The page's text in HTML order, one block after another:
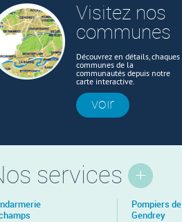
Visitez nos
communes
Découvrez en détails, chaques
communes de la
communautés depuis notre
carte interactive.
voir
services
Pompiers de
Gendrey